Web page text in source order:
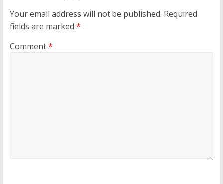
Your email address will not be published. Required
fields are marked *
Comment*